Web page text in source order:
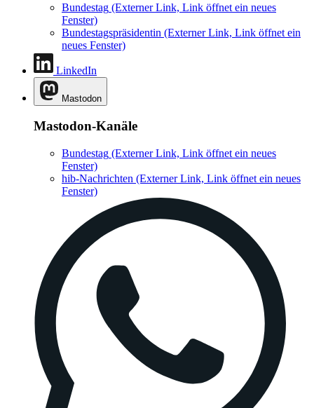
Bundestag (Externer Link, Link öffnet ein neues
Fenster)
Bundestagspräsidentin (Externer Link, Link öffnet ein
neues Fenster)
LinkedIn
Mastodon
Mastodon-Kanäle
Bundestag (Externer Link, Link öffnet ein neues
Fenster)
hib-Nachrichten (Externer Link, Link öffnet ein neues
Fenster)